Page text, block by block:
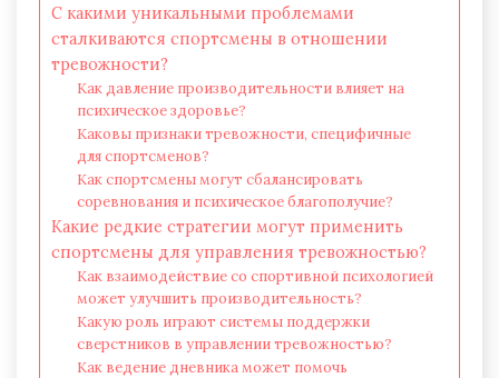
С какими уникальными проблемами
сталкиваются спортсмены в отношении
тревожности?
Как давление производительности влияет на
психическое здоровье?
Каковы признаки тревожности, специфичные
для спортсменов?
Как спортсмены могут сбалансировать
соревнования и психическое благополучие?
Какие редкие стратегии могут применить
спортсмены для управления тревожностью?
Как взаимодействие со спортивной психологией
может улучшить производительность?
Какую роль играют системы поддержки
сверстников в управлении тревожностью?
Как ведение дневника может помочь